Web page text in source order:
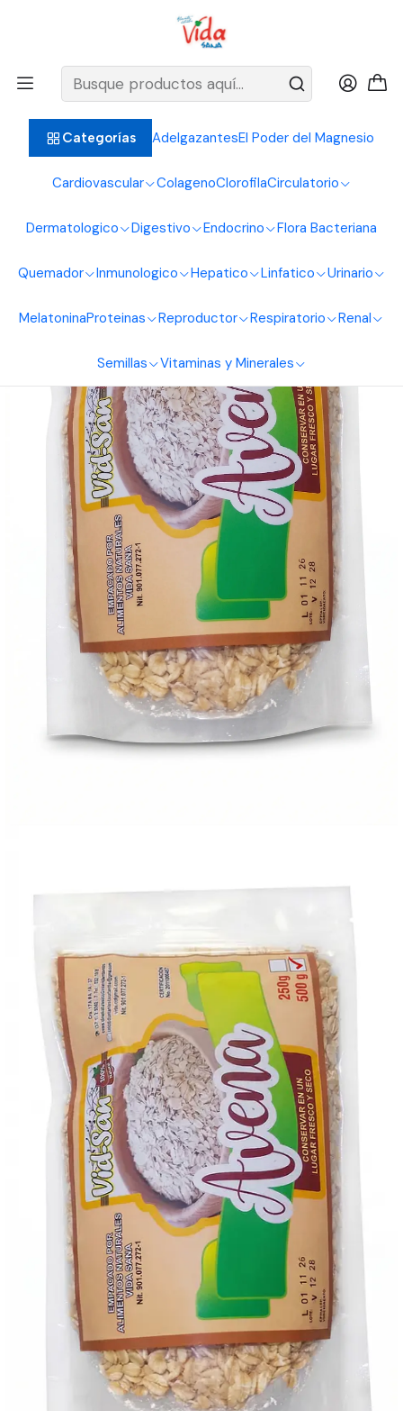
Categorías AdelgazantesEl Poder del Magnesio
Cardiovascular ColagenoClorofilaCirculatorio
Dermatologico Digestivo Endocrino Flora Bacteriana
Quemador Inmunologico Hepatico Linfatico Urinario
MelatoninaProteinas Reproductor Respiratorio Renal
Semillas Vitaminas y Minerales
BIENVENIDOS ALIMENTOS NATURALES VIDA SANA
Avena En Hojuelas 500G Alimentos Naturales Vida Sana